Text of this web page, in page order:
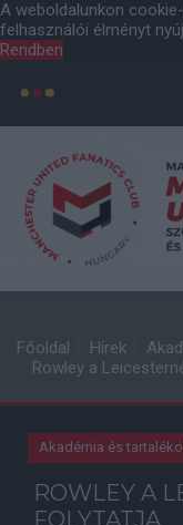
A weboldalunkon
felhasználói élményt
Rendben
Főoldal Hírek
Rowley a
Akadémia és
ROWLEY A
FOLYTATJA